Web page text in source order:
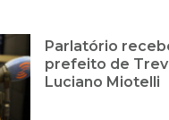
Parlatório
prefeito de
Luciano Miotelli